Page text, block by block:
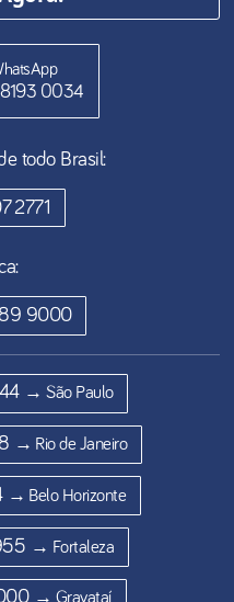
0034
todo Brasil:
2771
9000
→ São Paulo
→ Rio de Janeiro
→ Belo Horizonte
→ Fortaleza